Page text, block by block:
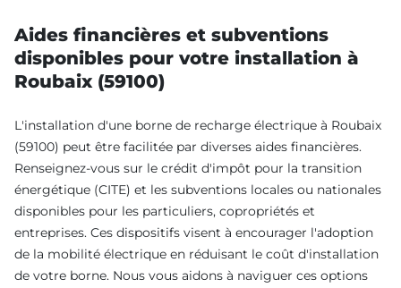
Aides financières et subventions
disponibles pour votre installation à
Roubaix (59100)
L'installation d'une borne de recharge électrique à Roubaix
(59100) peut être facilitée par diverses aides financières.
Renseignez-vous sur le crédit d'impôt pour la transition
énergétique (CITE) et les subventions locales ou nationales
disponibles pour les particuliers, copropriétés et
entreprises. Ces dispositifs visent à encourager l'adoption
de la mobilité électrique en réduisant le coût d'installation
de votre borne. Nous vous aidons à naviguer ces options